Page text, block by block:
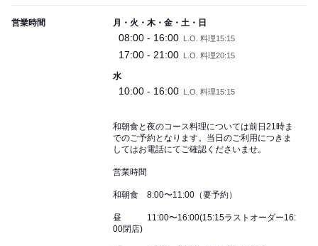
営業時間 月・火・木・金・土・日
08:00 - 16:00 L.O. 料理15:15
17:00 - 21:00 L.O. 料理20:15
水
10:00 - 16:00 L.O. 料理15:15
和朝食と夜のコース料理については前日21時ま
でのご予約となります。当日のご利用につきま
してはお電話にてご確認くださいませ。
営業時間
和朝食 8:00〜11:00（要予約）
昼 11:00〜16:00(15:15ラストオーダー16:
00閉店)